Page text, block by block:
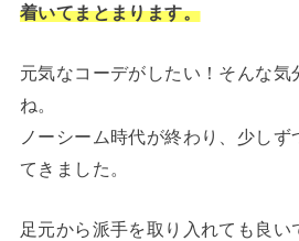
着いてまとまります。
元気なコーデがしたい！そんな気
ね。
ノーシーム時代が終わり、少し
てきました。
足元から派手を取り入れても良い